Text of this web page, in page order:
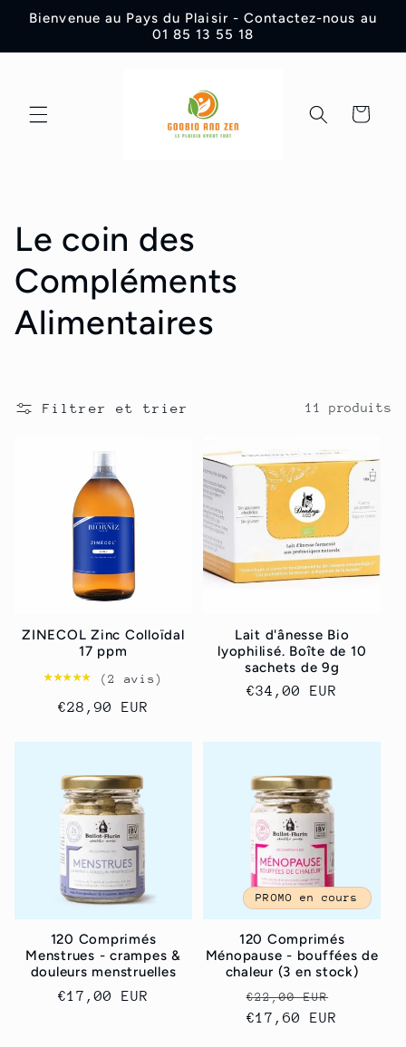
passer
contenu
Bienvenue au Pays du Plaisir - Contactez-nous au
01 85 13 55 18
Panier
C
o
l
e
Le coin des
Compléments
Alimentaires
Filtrer et trier 11 produits
ZINECOL Zinc Colloïdal
17 ppm
★★★★★
★★★★★ (2 avis)
Prix
€28,90 EUR
Lait d'ânesse Bio
lyophilisé. Boîte de 10
sachets de 9g
Prix
€34,00 EUR
120 Comprimés
Menstrues - crampes &
douleurs menstruelles
Prix
€17,00 EUR
PROMO en cours
120 Comprimés
Ménopause - bouffées de
chaleur (3 en stock)
Prix
habituel
€22,00 EUR
€17,60 EUR